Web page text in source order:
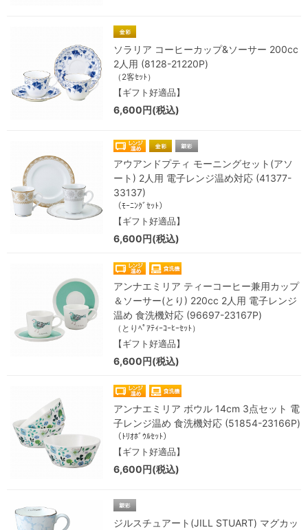
ソラリア コーヒーカップ&ソーサー 200cc
2人用 (8128-21220P)
（2客ｾｯﾄ）
【ギフト好適品】
6,600円(税込)
アウアンドプティ モーニングセット(アソ
ート) 2人用 電子レンジ温め対応 (41377-
33137)
（ﾓｰﾆﾝｸﾞｾｯﾄ）
【ギフト好適品】
6,600円(税込)
アンナエミリア ティーコーヒー兼用カップ
＆ソーサー(とり) 220cc 2人用 電子レンジ
温め 食洗機対応 (96697-23167P)
（とりﾍﾟｱﾃｨｰｺｰﾋｰｾｯﾄ）
【ギフト好適品】
6,600円(税込)
アンナエミリア ボウル 14cm 3点セット 電
子レンジ温め 食洗機対応 (51854-23166P)
（ﾄﾘｵﾎﾞｳﾙｾｯﾄ）
【ギフト好適品】
6,600円(税込)
ジルスチュアート(JILL STUART) マグカッ